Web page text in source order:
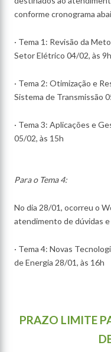
conforme cronograma
· Tema 1: Revisão da
Setor Elétrico 04/02, às 9h
· Tema 2: Otimização e
Sistema de Transmissão
· Tema 3: Aplicações e
05/02, às 15h
Para o Tema 4:
No dia 28/01, ocorreu o
atendimento de dúvidas
· Tema 4: Novas
de Energia 28/01, às 16h
PRAZO LIMITE